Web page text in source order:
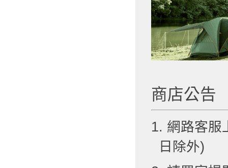
商店公告
1. 網路客服
日除外)